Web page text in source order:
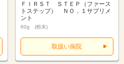
ＦＩＲＳＴ ＳＴＥＰ（ファース
トステップ） ＮＯ．１サプリメ
ント
60g (粉末)
取扱い病院